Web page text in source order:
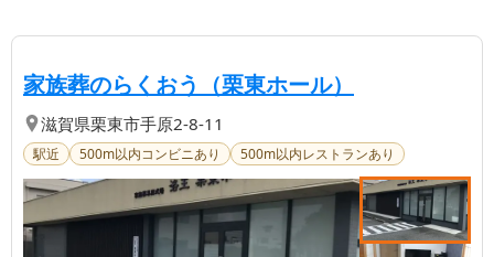
【第1位】
家族葬のらくおう（栗東ホール）
滋賀県栗東市手原2-8-11
駅近 500m以内コンビニあり 500m以内レストランあり